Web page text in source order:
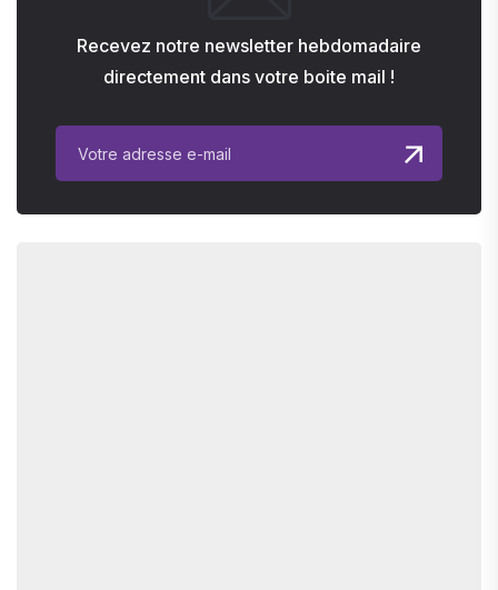
Recevez notre newsletter hebdomadaire
directement dans votre boite mail !